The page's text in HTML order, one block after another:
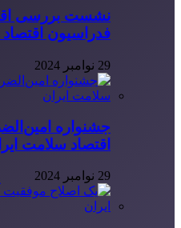
نشست بررسی
فدراسیون
29 نوامبر 2024
اقتصاد سلامت
29 نوامبر 2024